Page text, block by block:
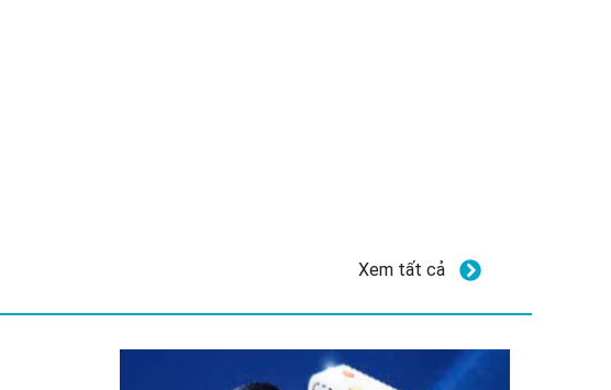
Xem tất cả